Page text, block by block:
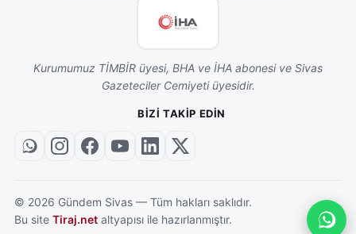
Kurumumuz TİMBİR üyesi, BHA ve İHA abonesi ve Sivas
Gazeteciler Cemiyeti üyesidir.
BIZI TAKIP EDIN
© 2026 Gündem Sivas — Tüm hakları saklıdır.
Bu site Tiraj.net altyapısı ile hazırlanmıştır.